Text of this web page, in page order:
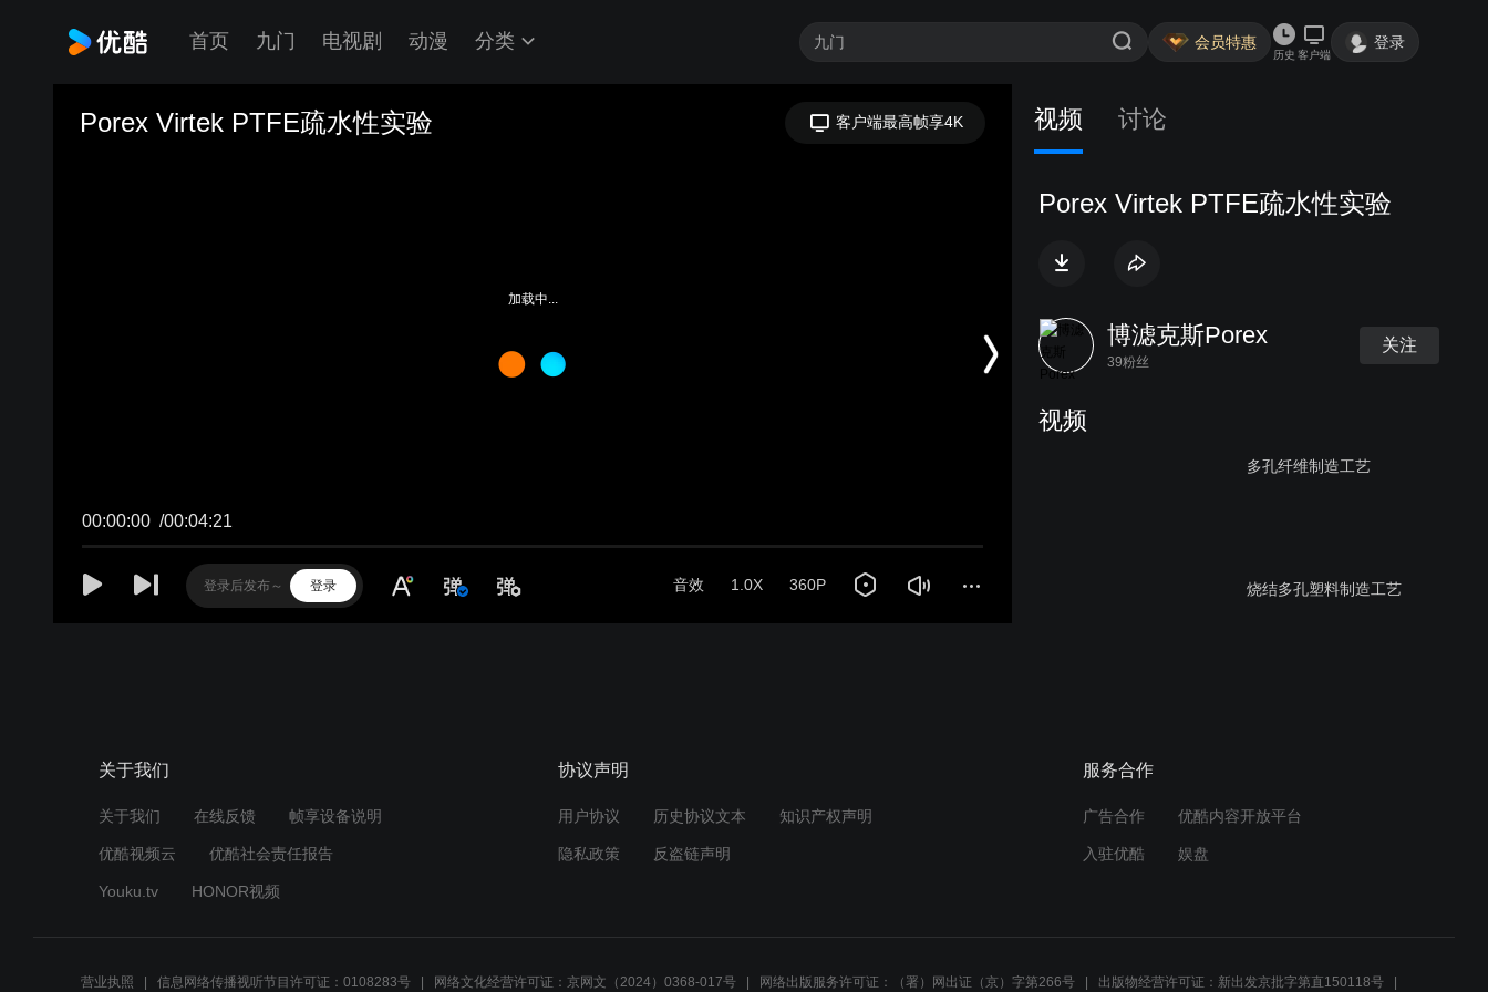
首页 九门 电视剧 动漫 分类 会员特惠
历史 客户端
登录
Porex Virtek PTFE疏水性实验 客户端最高帧享4K
00:00:00 /00:04:21
登录 音效 1.0X 360P
加载中...
视频 讨论
Porex Virtek PTFE疏水性实验
博滤克斯Porex
39粉丝
关注
视频
多孔纤维制造工艺
烧结多孔塑料制造工艺
演示视频 – UVC消毒室 中
关于我们
关于我们 在线反馈 帧享设备说明
优酷视频云 优酷社会责任报告
Youku.tv HONOR视频
协议声明
用户协议 历史协议文本 知识产权声明
隐私政策 反盗链声明
服务合作
广告合作 优酷内容开放平台
入驻优酷 娱盘
营业执照 信息网络传播视听节目许可证：0108283号 网络文化经营许可证：京网文（2024）0368-017号 网络出版服务许可证：（署）网出证（京）字第266号 出版物经营许可证：新出发京批字第直150118号